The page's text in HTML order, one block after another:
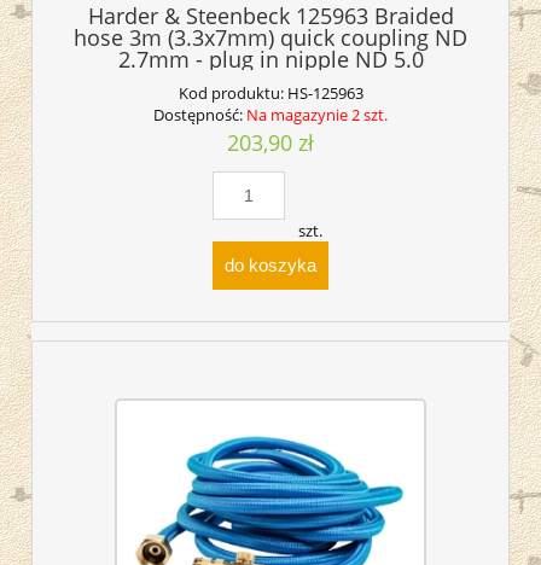
Harder & Steenbeck 125963 Braided
hose 3m (3.3x7mm) quick coupling ND
2.7mm - plug in nipple ND 5.0
Kod produktu: HS-125963
Dostępność: Na magazynie 2 szt.
203,90 zł
szt.
do koszyka